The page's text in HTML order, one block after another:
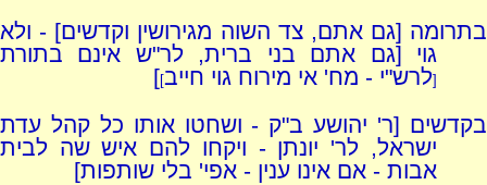
בתרומה [גם אתם, צד השוה מגירושין וקדשים] - ולא
גוי [גם אתם בני ברית, לר"ש אינם בתורת
[לרש"י - מח' אי מירוח גוי חייב]
]
בקדשים [ר' יהושע ב"ק - ושחטו אותו כל קהל עדת
ישראל, לר' יונתן - ויקחו להם איש שה לבית
אבות - אם אינו ענין - אפי' בלי שותפות]